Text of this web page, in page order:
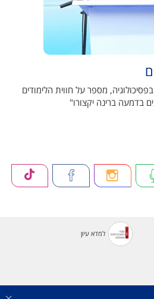
מספר על חווית הלימודים
בדמעה ברינה יקצורו"
למדא עיון